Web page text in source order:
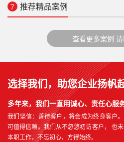
7 推荐精品案例
查看更多案例
选择我们，助您企业扬帆
多年来，我们一直用诚心、责任心服
我们坚信：善待客户，将会成为终身客户
可值得信赖。我们从不忽悠初访客户， 也
本职工作，不忘初心，方得始终。